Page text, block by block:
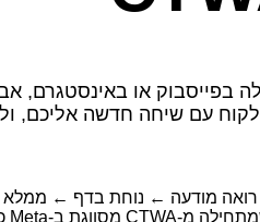
מודעה ← נוחת בדף ← ממלא